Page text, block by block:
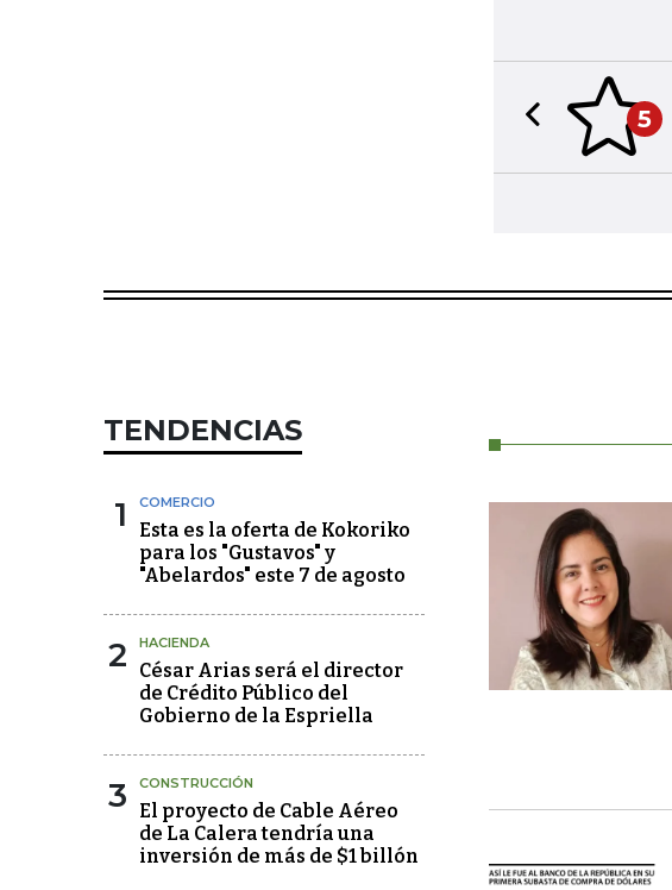
5
Previous slide
TENDENCIAS
1 COMERCIO
Esta es la oferta de Kokoriko
para los "Gustavos" y
"Abelardos" este 7 de agosto
2 HACIENDA
César Arias será el director
de Crédito Público del
Gobierno de la Espriella
3 CONSTRUCCIÓN
El proyecto de Cable Aéreo
de La Calera tendría una
inversión de más de $1 billón